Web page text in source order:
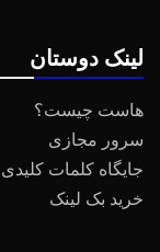
لینک دوستان
هاست چیست؟
سرور مجازی
جایگاه کلمات کلیدی
خرید بک لینک